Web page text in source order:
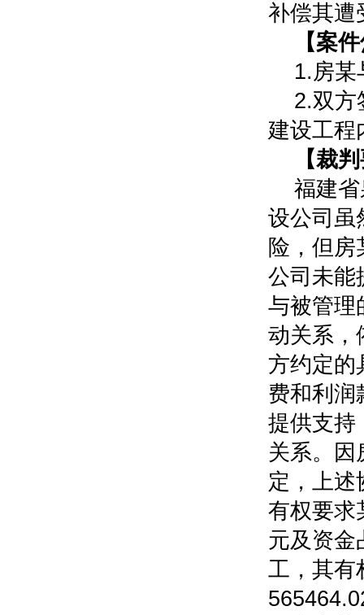
补偿其遭
【案
1.房某
2.双方
建设工程
【裁
福建
设公司虽
险，但
公司未能
与被管理
动关系，
方约定的
费和利润
提供支持
关系。因
定，上述
有权要求
元及资金
工，其有